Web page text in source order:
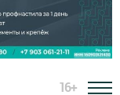
16+